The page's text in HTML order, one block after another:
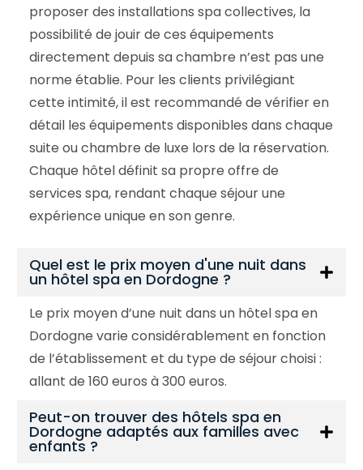
proposer des installations spa collectives, la
possibilité de jouir de ces équipements
directement depuis sa chambre n’est pas une
norme établie. Pour les clients privilégiant
cette intimité, il est recommandé de vérifier en
détail les équipements disponibles dans chaque
suite ou chambre de luxe lors de la réservation.
Chaque hôtel définit sa propre offre de
services spa, rendant chaque séjour une
expérience unique en son genre.
Quel est le prix moyen d'une nuit dans
un hôtel spa en Dordogne ?
Le prix moyen d’une nuit dans un hôtel spa en
Dordogne varie considérablement en fonction
de l’établissement et du type de séjour choisi :
allant de 160 euros à 300 euros.
Peut-on trouver des hôtels spa en
Dordogne adaptés aux familles avec
enfants ?